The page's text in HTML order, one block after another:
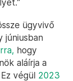
ügyvivő
júniusban
hogy
aláírja a
végül 2023